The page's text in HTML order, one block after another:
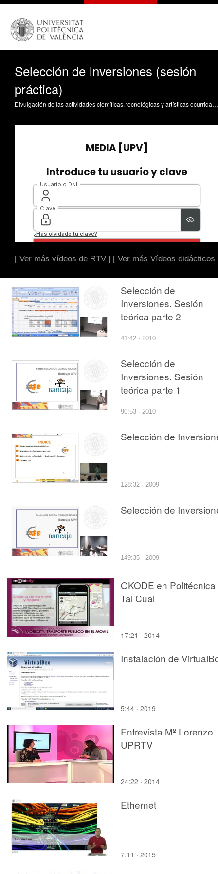
Selección de Inversiones (sesión
práctica)
Divulgación de las actividades científicas, tecnológicas y artísticas ocurridas en los tres campus de la UPV
[ Ver más vídeos de RTV ] [ Ver más Vídeos didácticos
Selección de
Inversiones. Sesión
teórica parte 2
41:42 · 2010
Selección de
Inversiones. Sesión
teórica parte 1
90:53 · 2010
Selección de
128:32 · 2009
Selección de
149:35 · 2009
OKODE en Politécnica
Tal Cual
17:21 · 2014
Instalación de
5:44 · 2019
Entrevista Mº Lorenzo
UPRTV
24:22 · 2014
Ethernet
7:11 · 2015